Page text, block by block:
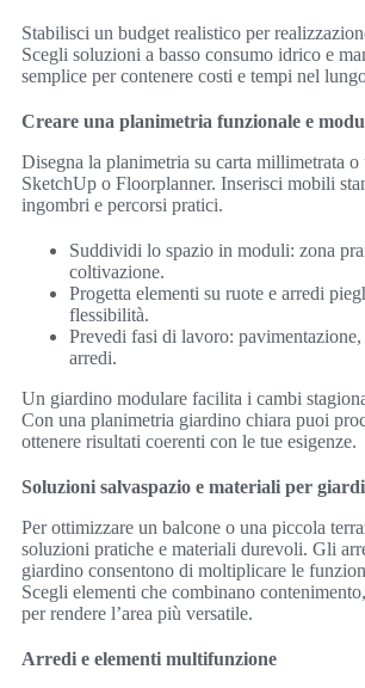
Stabilisci un budget realistico per
Scegli soluzioni a basso consumo idrico e
semplice per contenere costi e tempi nel
Creare una planimetria funzionale e
Disegna la planimetria su carta millimetrata o
SketchUp o Floorplanner. Inserisci mobili
ingombri e percorsi pratici.
Suddividi lo spazio in moduli: zona
coltivazione.
Progetta elementi su ruote e arredi
flessibilità.
Prevedi fasi di lavoro:
arredi.
Un giardino modulare facilita i cambi
Con una planimetria giardino chiara puoi
ottenere risultati coerenti con le tue esigenze.
Soluzioni salvaspazio e materiali per
Per ottimizzare un balcone o una piccola
soluzioni pratiche e materiali durevoli. Gli
giardino consentono di moltiplicare le
Scegli elementi che combinano
per rendere l’area più versatile.
Arredi e elementi multifunzione